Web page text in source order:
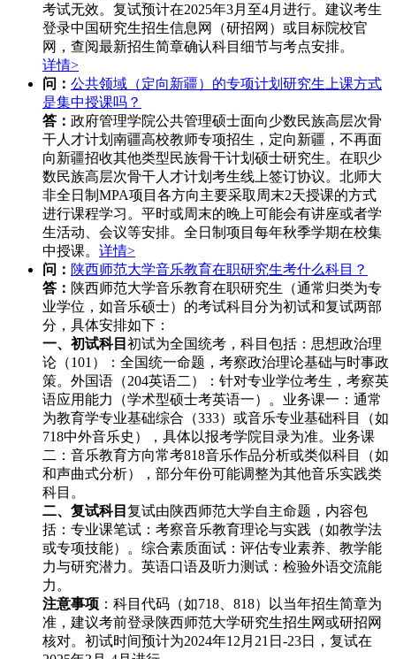
考试无效。 复试预计在2025年3月至4月进行。 建议考生
登录中国研究生招生信息网（研招网）或目标院校官
网，查阅最新招生简章确认科目细节与考点安排。
详情>
问： 公共领域（定向新疆）的专项计划研究生上课方式
是集中授课吗？
答： 政府管理学院公共管理硕士面向少数民族高层次骨
干人才计划南疆高校教师专项招生，定向新疆，不再面
向新疆招收其他类型民族骨干计划硕士研究生。在职少
数民族高层次骨干人才计划考生线上签订协议。北师大
非全日制MPA项目各方向主要采取周末2天授课的方式
进行课程学习。平时或周末的晚上可能会有讲座或者学
生活动、会议等安排。全日制项目每年秋季学期在校集
中授课。 详情>
问： 陕西师范大学音乐教育在职研究生考什么科目？
答： 陕西师范大学音乐教育在职研究生（通常归类为专
业学位，如音乐硕士）的考试科目分为初试和复试两部
分，具体安排如下：
一、初试科目 初试为全国统考，科目包括：思想政治理
论（101）‌：全国统一命题，考察政治理论基础与时事政
策。外国语（204英语二）‌：针对专业学位考生，考察英
语应用能力（学术型硕士考英语一）。业务课一‌：通常
为‌教育学专业基础综合（333）‌或‌音乐专业基础科目‌（如
718中外音乐史），具体以报考学院目录为准。业务课
二‌：音乐教育方向常考‌818音乐作品分析‌或类似科目（如
和声曲式分析），部分年份可能调整为其他音乐实践类
科目。
二、复试科目 复试由陕西师范大学自主命题，内容包
括：专业课笔试‌：考察音乐教育理论与实践（如教学法
或专项技能）。综合素质面试‌：评估专业素养、教学能
力与研究潜力。英语口语及听力测试‌：检验外语交流能
力。
注意事项 ：科目代码（如718、818）以当年招生简章为
准，建议考前登录陕西师范大学研究生招生网或研招网
核对。初试时间预计为2024年12月21日-23日，复试在